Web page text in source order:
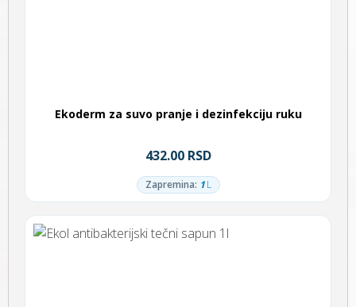
Ekoderm za suvo pranje i dezinfekciju ruku
432.00 RSD
Zapremina: 1 L